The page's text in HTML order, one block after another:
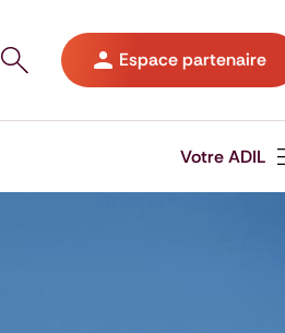
Ouvrir le panneau de recherche sur
Espace partenaire
Votre ADIL